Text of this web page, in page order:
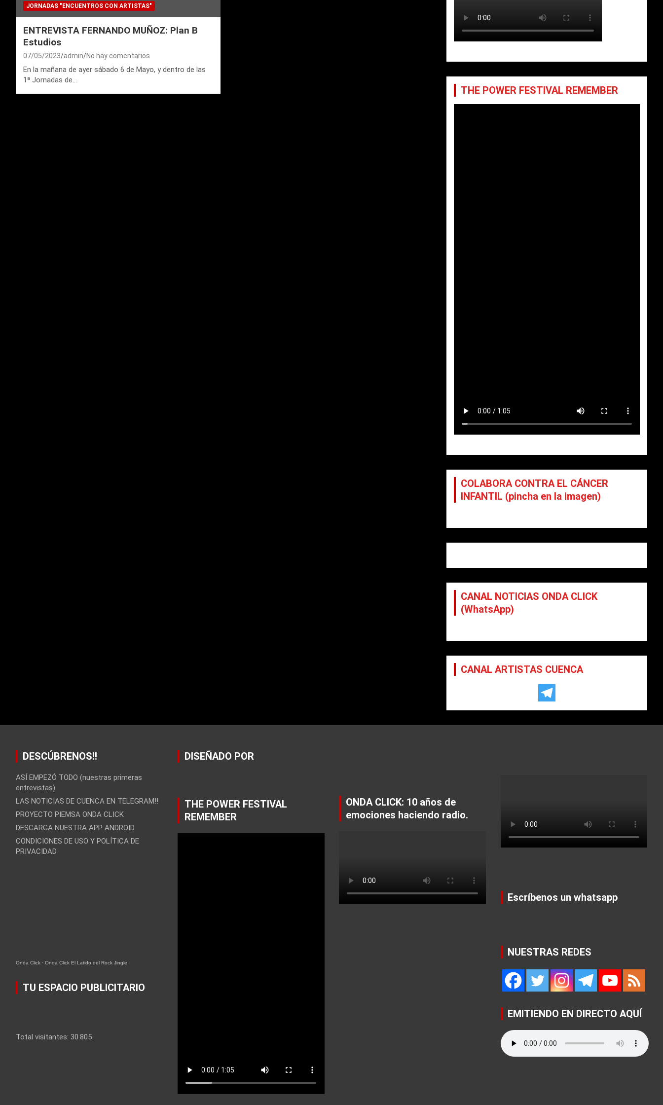
JORNADAS "ENCUENTROS CON ARTISTAS"
ENTREVISTA FERNANDO MUÑOZ: Plan B
Estudios
07/05/2023 admin No hay comentarios
En la mañana de ayer sábado 6 de Mayo, y dentro de las
1ª Jornadas de…
THE POWER FESTIVAL REMEMBER
COLABORA CONTRA EL CÁNCER
INFANTIL (pincha en la imagen)
CANAL NOTICIAS ONDA CLICK
(WhatsApp)
CANAL ARTISTAS CUENCA
DESCÚBRENOS!!
ASÍ EMPEZÓ TODO (nuestras primeras
entrevistas)
LAS NOTICIAS DE CUENCA EN TELEGRAM!!
PROYECTO PIEMSA ONDA CLICK
DESCARGA NUESTRA APP ANDROID
CONDICIONES DE USO Y POLÍTICA DE
PRIVACIDAD
Onda Click · Onda Click El Latido del Rock Jingle
TU ESPACIO PUBLICITARIO
Total visitantes: 30.805
DISEÑADO POR
THE POWER FESTIVAL
REMEMBER
ONDA CLICK: 10 años de
emociones haciendo radio.
Escríbenos un whatsapp
NUESTRAS REDES
EMITIENDO EN DIRECTO AQUÍ